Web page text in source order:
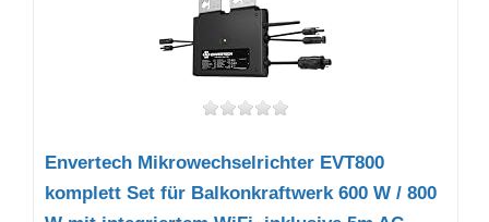
Envertech Mikrowechselrichter EVT800
komplett Set für Balkonkraftwerk 600 W / 800